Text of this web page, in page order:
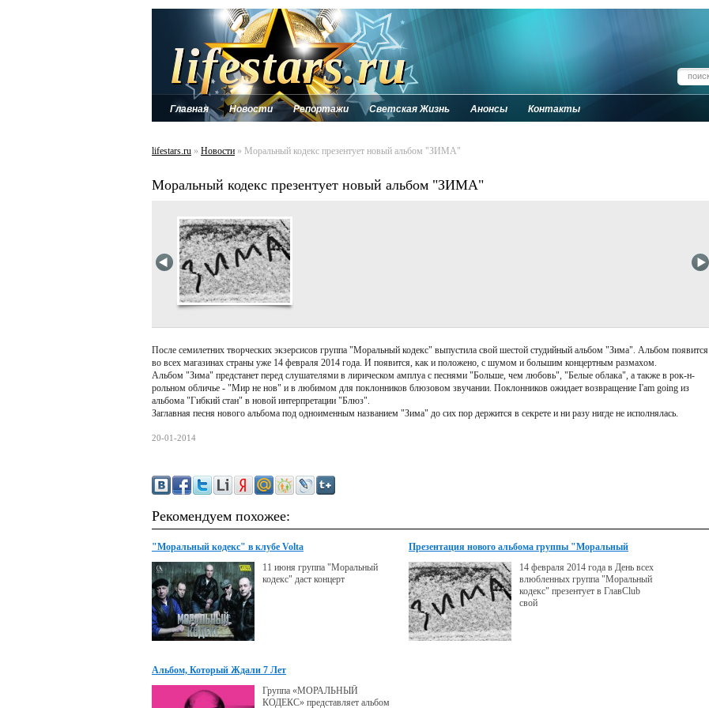
Главная Новости Репортажи Светская Жизнь Анонсы Контакты
lifestars.ru » Новости » Моральный кодекс презентует новый альбом "ЗИМА"
Моральный кодекс презентует новый альбом "ЗИМА"
После семилетних творческих экзерсисов группа "Моральный кодекс" выпустила свой шестой студийный альбом "Зима". Альбом появится
во всех магазинах страны уже 14 февраля 2014 года. И появится, как и положено, с шумом и большим концертным размахом.
Альбом "Зима" предстанет перед слушателями в лирическом амплуа с песнями "Больше, чем любовь", "Белые облака", а также в рок-н-
рольном обличье - "Мир не нов" и в любимом для поклонников блюзовом звучании. Поклонников ожидает возвращение I'am going из
альбома "Гибкий стан" в новой интерпретации "Блюз".
Заглавная песня нового альбома под одноименным названием "Зима" до сих пор держится в секрете и ни разу нигде не исполнялась.
20-01-2014
Рекомендуем похожее:
"Моральный кодекс" в клубе Volta
11 июня группа "Моральный
кодекс" даст концерт
Презентация нового альбома группы "Моральный
14 февраля 2014 года в День всех
влюбленных группа "Моральный
кодекс" презентует в ГлавClub
свой
Альбом, Который Ждали 7 Лет
Группа «МОРАЛЬНЫЙ
КОДЕКС» представляет альбом